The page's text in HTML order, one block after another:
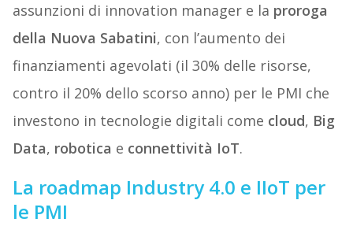
assunzioni di innovation manager e la proroga
della Nuova Sabatini, con l’aumento dei
finanziamenti agevolati (il 30% delle risorse,
contro il 20% dello scorso anno) per le PMI che
investono in tecnologie digitali come cloud, Big
Data, robotica e connettività IoT.
La roadmap Industry 4.0 e IIoT per
le PMI